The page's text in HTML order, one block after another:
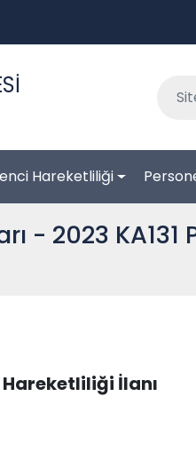
Hareketliliği
- 2023
Hareketliliği İlanı